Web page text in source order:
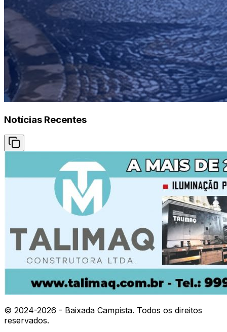
Notícias Recentes
© 2024-2026 - Baixada Campista. Todos os direitos
reservados.